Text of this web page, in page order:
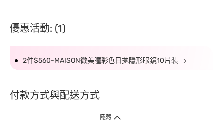
優惠活動: (1)
2件$560-MAISON微美瞳彩色日拋隱形眼鏡10片裝
付款方式與配送方式
隱藏